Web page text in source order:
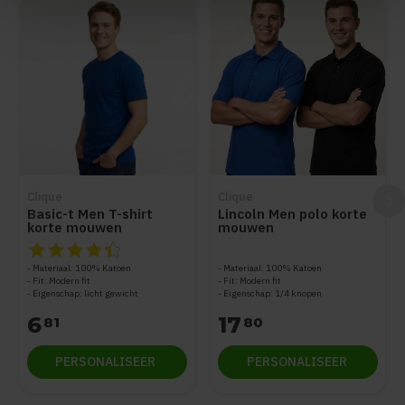
Basic-t Men T-shirt
korte mouwen
De beoordeling van dit product is
Materiaal: 100% Katoen
Fit: Modern fit
Eigenschap: licht gewicht
681
PERSONALISEER
Lincoln Men polo korte
mouwen
Materiaal: 100% Katoen
Fit: Modern fit
Eigenschap: 1/4 knopen
17 80
PERSONALISEER